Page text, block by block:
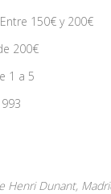
Entre 150€ y 200€
200€
1 a 5
Henri Dunant,